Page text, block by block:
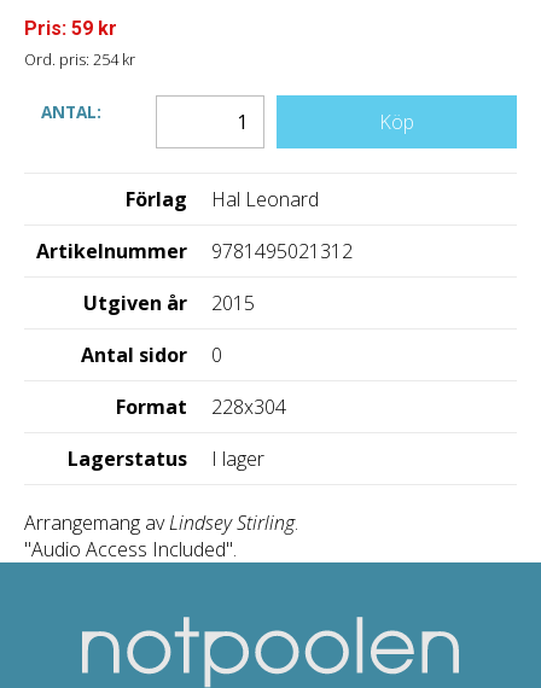
Pris: 59 kr
Ord. pris: 254 kr
ANTAL: Köp
Förlag
Hal Leonard
Artikelnummer
9781495021312
Utgiven år
2015
Antal sidor
0
Format
228x304
Lagerstatus
I lager
Arrangemang avLindsey Stirling.
"Audio Access Included".